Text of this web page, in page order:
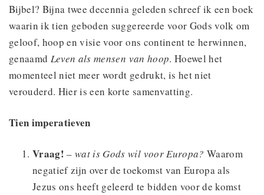
Bijbel? Bijna twee decennia geleden schreef ik een boek
waarin ik tien geboden suggereerde voor Gods volk om
geloof, hoop en visie voor ons continent te herwinnen,
genaamd Leven als mensen van hoop. Hoewel het
momenteel niet meer wordt gedrukt, is het niet
verouderd. Hier is een korte samenvatting.
Tien imperatieven
Vraag! –wat is Gods wil voor Europa? Waarom
negatief zijn over de toekomst van Europa als
Jezus ons heeft geleerd te bidden voor de komst